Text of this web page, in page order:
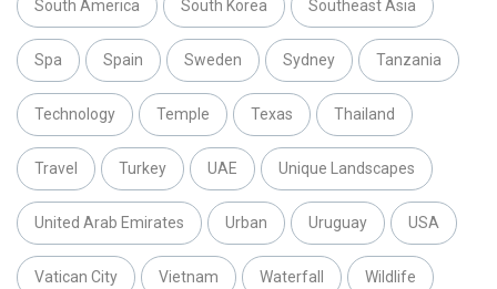
South America South Korea Southeast Asia
Spa Spain Sweden Sydney Tanzania
Technology Temple Texas Thailand
Travel Turkey UAE Unique Landscapes
United Arab Emirates Urban Uruguay USA
Vatican City Vietnam Waterfall Wildlife